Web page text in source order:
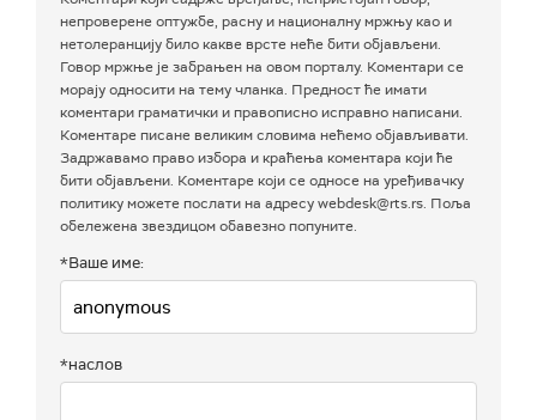
непроверене оптужбе, расну и националну мржњу као и
нетолеранцију било какве врсте неће бити објављени.
Говор мржње је забрањен на овом порталу. Коментари се
морају односити на тему чланка. Предност ће имати
коментари граматички и правописно исправно написани.
Коментаре писане великим словима нећемо објављивати.
Задржавамо право избора и краћења коментара који ће
бити објављени. Коментаре који се односе на уређивачку
политику можете послати на адресу webdesk@rts.rs. Поља
обележена звездицом обавезно попуните.
*Ваше име:
*наслов